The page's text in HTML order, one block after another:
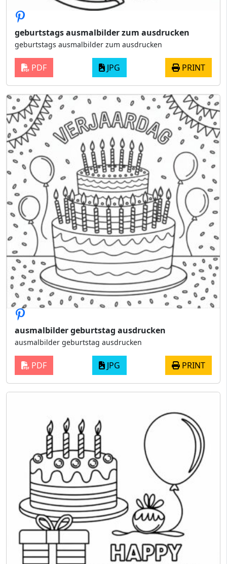
geburtstags ausmalbilder zum ausdrucken
geburtstags ausmalbilder zum ausdrucken
PDF JPG PRINT
ausmalbilder geburtstag ausdrucken
ausmalbilder geburtstag ausdrucken
PDF JPG PRINT